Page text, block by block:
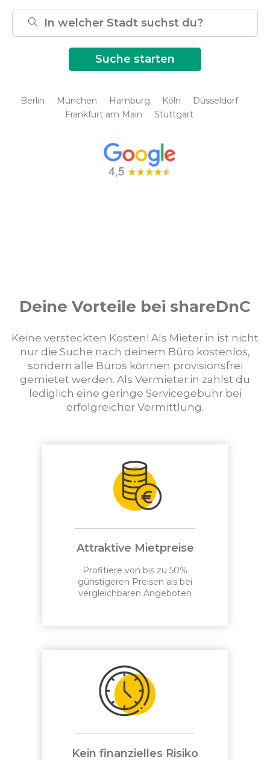
Berlin München Hamburg Köln
Düsseldorf
Frankfurt am Main
Stuttgart
Deine Vorteile bei shareDnC
Keine versteckten Kosten! Als Mieter:in ist nicht
nur die Suche nach deinem Büro kostenlos,
sondern alle Büros können provisionsfrei
gemietet werden. Als Vermieter:in zahlst du
lediglich eine geringe Servicegebühr bei
erfolgreicher Vermittlung.
Attraktive Mietpreise
Profitiere von bis zu 50%
günstigeren Preisen als bei
vergleichbaren Angeboten
Kein finanzielles Risiko